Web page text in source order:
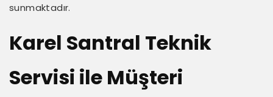
sunmaktadır.
Karel Santral Teknik
Servisi ile Müşteri